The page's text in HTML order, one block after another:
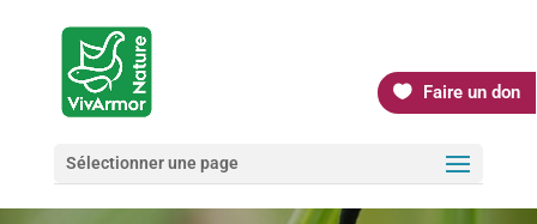
Faire un don
Sélectionner une page